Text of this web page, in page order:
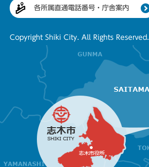
各所属直通電話番号・庁舎案内
Copyright Shiki City. All Rights Reserved.